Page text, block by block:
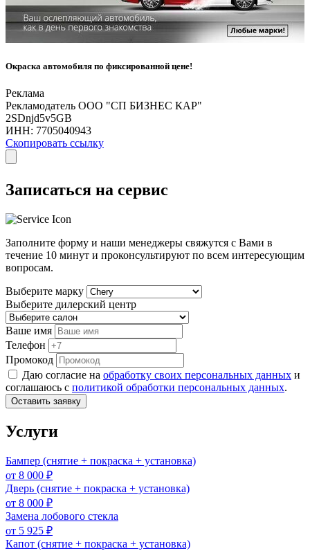
Окраска автомобиля по фиксированной цене!
Реклама
Рекламодатель ООО "СП БИЗНЕС КАР"
2SDnjd5v5GB
ИНН: 7705040943
Скопировать ссылку
Записаться на сервис
Заполните форму и наши менеджеры свяжутся с Вами в
течение 10 минут и проконсультируют по всем интересующим
вопросам.
Выберите марку
Выберите дилерский центр
Ваше имя
Телефон
Промокод
Даю согласие на обработку своих персональных данных и
соглашаюсь с политикой обработки персональных данных.
Оставить заявку
Услуги
Бампер (снятие + покраска + установка)
от 8 000 ₽
Дверь (снятие + покраска + установка)
от 8 000 ₽
Замена лобового стекла
от 5 925 ₽
Капот (снятие + покраска + установка)